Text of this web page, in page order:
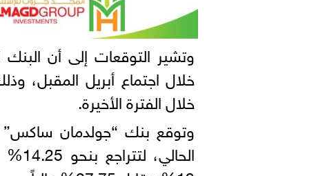
وتشير التوقعات إلى أن
خلال اجتماع أبريل المقبل،
خلال الفترة الأخيرة.
وتوقع بنك “جولدمان